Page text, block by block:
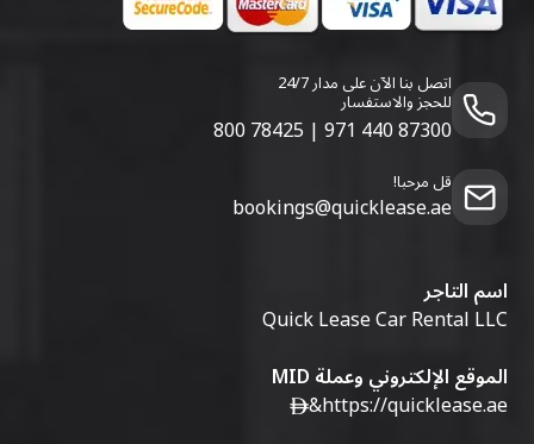
اتصل بنا الآن على مدار 24/7
للحجز والاستفسار
800 78425 | 971 440 87300
قل مرحبا!
bookings@quicklease.ae
اسم التاجر
Quick Lease Car Rental LLC
الموقع الإلكتروني وعملة MID
https://quicklease.ae
&